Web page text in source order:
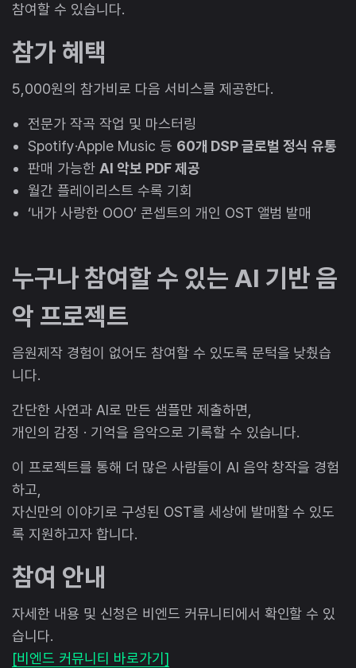
참여할 수 있습니다.
참가 혜택
5,000원의 참가비로 다음 서비스를 제공한다.
전문가 작곡 작업 및 마스터링
Spotify·Apple Music 등 60개 DSP 글로벌 정식 유통
판매 가능한 AI 악보 PDF 제공
월간 플레이리스트 수록 기회
‘내가 사랑한 OOO’ 콘셉트의 개인 OST 앨범 발매
누구나 참여할 수 있는 AI 기반 음
악 프로젝트
음원제작 경험이 없어도 참여할 수 있도록 문턱을 낮췄습
니다.
간단한 사연과 AI로 만든 샘플만 제출하면,
개인의 감정 · 기억을 음악으로 기록할 수 있습니다.
이 프로젝트를 통해 더 많은 사람들이 AI 음악 창작을 경험
하고,
자신만의 이야기로 구성된 OST를 세상에 발매할 수 있도
록 지원하고자 합니다.
참여 안내
자세한 내용 및 신청은 비엔드 커뮤니티에서 확인할 수 있
습니다.
[비엔드 커뮤니티 바로가기]